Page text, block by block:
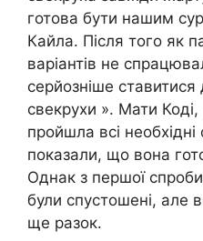
готова бути нашим
Кайла. Після того як
варіантів не
серйозніше ставитися
свекрухи ». Мати Коді,
пройшла всі
показали, що вона
Однак з першої
були спустошені, але
ще разок.